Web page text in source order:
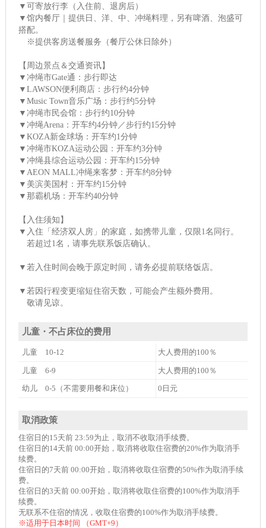
▼可寄放行李（入住前、退房后）
▼馆内餐厅｜提供日、洋、中、冲绳料理，另有啤酒、泡盛可
搭配。
※提供客房送餐服务（餐厅公休日除外）
【周边景点＆交通资讯】
▼冲绳市Gate通：步行即达
▼LAWSON便利商店：步行约4分钟
▼Music Town音乐广场：步行约5分钟
▼冲绳市民会馆：步行约10分钟
▼冲绳Arena：开车约4分钟／步行约15分钟
▼KOZA新金球场：开车约1分钟
▼冲绳市KOZA运动公园：开车约3分钟
▼冲绳县综合运动公园：开车约15分钟
▼AEON MALL冲绳来客梦：开车约8分钟
▼美滨美国村：开车约15分钟
▼那霸机场：开车约40分钟
【入住须知】
▼入住「经济双人房」的家庭，如携带儿童，仅限1名同行。
若超过1名，请事先联系饭店确认。
▼若入住时间会晚于原定时间，请务必提前联络饭店。
▼若因行程变更缩短住宿天数，可能会产生额外费用。
敬请见谅。
儿童・不占床位的费用
儿童 10-12 大人费用的100％
儿童 6-9 大人费用的100％
幼儿 0-5（不需要用餐和床位） 0日元
取消政策
住宿日的15天前 23:59为止，取消不收取消手续费。
住宿日的14天前 00:00开始，取消将收取住宿费的20%作为取消手
续费。
住宿日的7天前 00:00开始，取消将收取住宿费的50%作为取消手续
费。
住宿日的3天前 00:00开始，取消将收取住宿费的100%作为取消手
续费。
无联系不住宿的情况，收取住宿费的100%作为取消手续费。
※适用于日本时间 （GMT+9）